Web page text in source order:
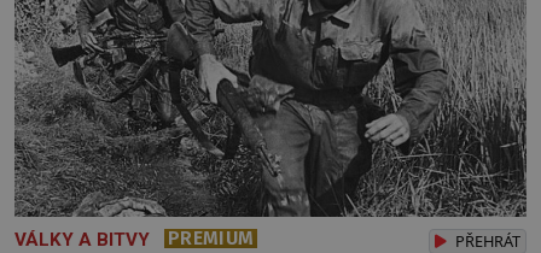
VÁLKY A BITVY PREMIUM PŘEHRÁT